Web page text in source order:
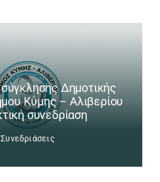
Δημοτικής
Κύμης – Αλιβερίου
συνεδρίαση
Συνεδριάσεις